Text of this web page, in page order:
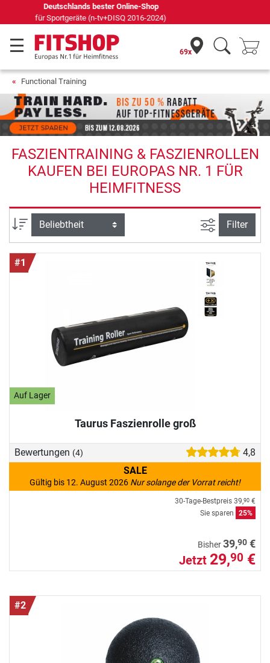
69 Fachmärkte vor Ort mit 75 eigenen Servicetechnikern
69x
Functional Training
FASZIENTRAINING & FASZIENROLLEN
KAUFEN BEI EUROPAS NR. 1 FÜR
HEIMFITNESS
Sortierung Ansicht
Filter
#1
Auf Lager
Taurus Faszienrolle groß
Bewertungen (4)
4,8
SALE
Gültig bis 12. August 2026 Nur solange der Vorrat reicht!
30-Tage-Bestpreis 39,90 €
Sie sparen
25%
Bisher39,90 €
Jetzt 29,90 €
#2